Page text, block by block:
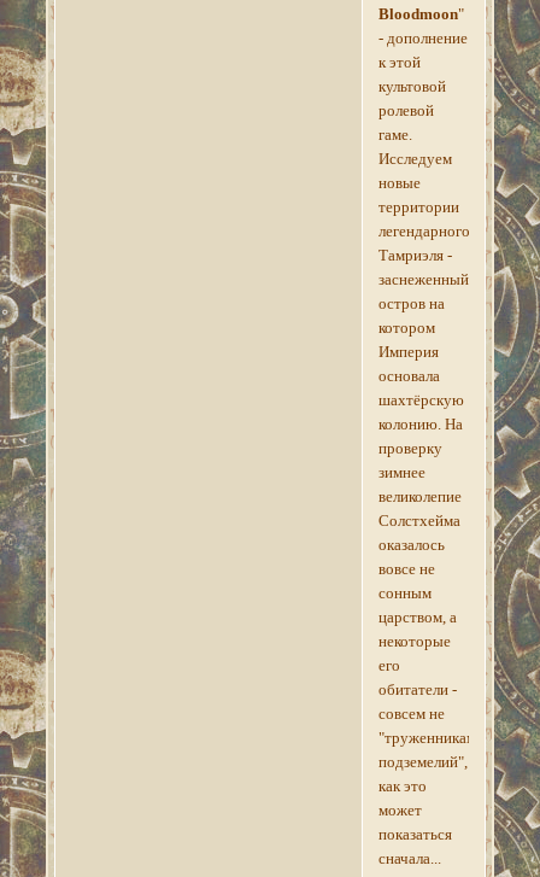
Bloodmoon"
- дополнение
к этой
культовой
ролевой
гаме.
Исследуем
новые
территории
легендарного
Тамриэля -
заснеженный
остров на
котором
Империя
основала
шахтёрскую
колонию. На
проверку
зимнее
великолепие
Солстхейма
оказалось
вовсе не
сонным
царством, а
некоторые
его
обитатели -
совсем не
"труженниками
подземелий",
как это
может
показаться
сначала...